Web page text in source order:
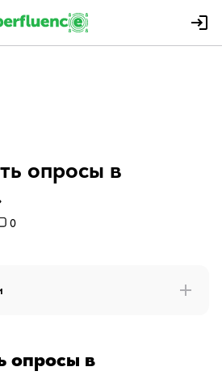
опросы в
0
опросы в